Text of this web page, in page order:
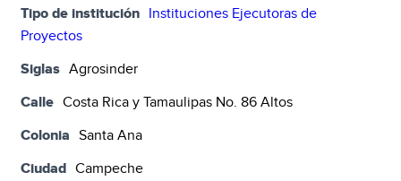
Tipo de institución Instituciones Ejecutoras de
Proyectos
Siglas Agrosinder
Calle Costa Rica y Tamaulipas No. 86 Altos
Colonia Santa Ana
Ciudad Campeche